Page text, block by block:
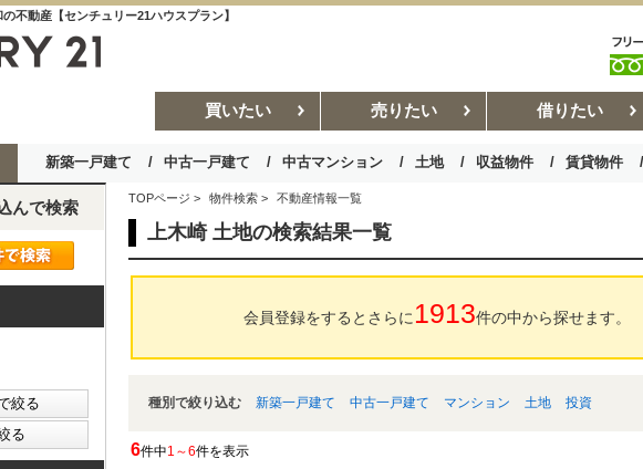
不動産【センチュリー21ハウスプラン】
買いたい 売りたい 借りたい
新築一戸建て 中古一戸建て 中古マンション 土地 収益物件 賃貸物件
TOPページ > 物件検索 > 不動産情報一覧
上木崎 土地の検索結果一覧
会員登録をするとさらに 1913件の中から探せます。
種別で絞り込む 新築一戸建て 中古一戸建て マンション 土地 投資
6件中1～6件を表示
んで検索